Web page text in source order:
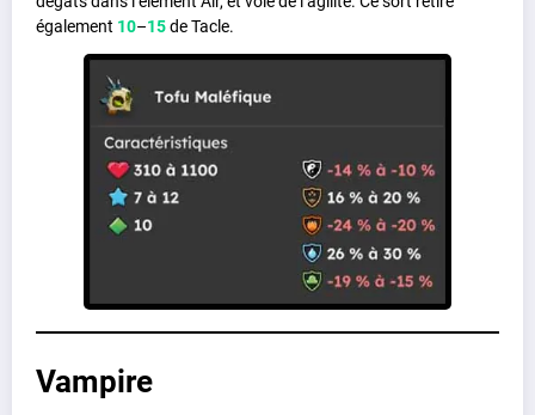
également 10–15de Tacle.
Vampire